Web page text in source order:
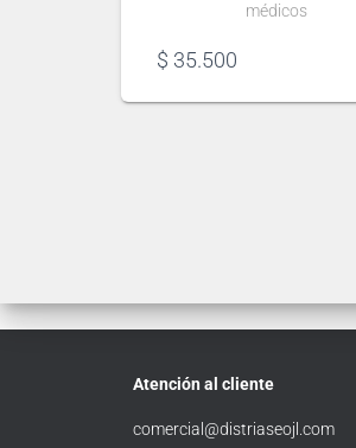
médicos
$ 35.500
Atención al cliente
comercial@distriaseojl.com